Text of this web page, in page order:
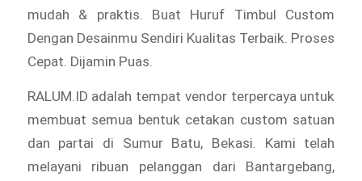
mudah & praktis. Buat Huruf Timbul Custom
Dengan Desainmu Sendiri Kualitas Terbaik. Proses
Cepat. Dijamin Puas.
RALUM.ID adalah tempat vendor terpercaya untuk
membuat semua bentuk cetakan custom satuan
dan partai di Sumur Batu, Bekasi. Kami telah
melayani ribuan pelanggan dari Bantargebang,